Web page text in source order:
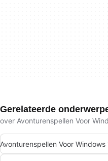
Gerelateerde
over Avonturenspellen Voor
Avonturenspellen Voor Windows